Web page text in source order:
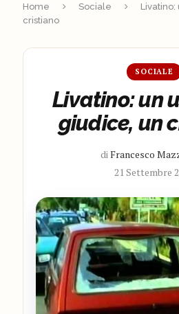
Home Sociale
cristiano
SOCIALE
Livatino: un
giudice, un
diFrancesco
21 Settembre